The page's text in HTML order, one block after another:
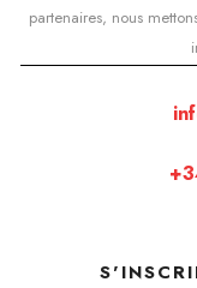
partenaires, nous